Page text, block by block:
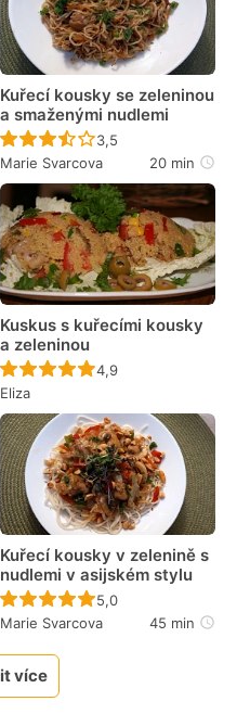
Kuřecí kousky se zeleninou
a smaženými nudlemi
Recept ještě nebyl
3,5
Marie Svarcova
20 min
Kuskus s kuřecími kousky
a zeleninou
Recept ještě nebyl
4,9
Eliza
Kuřecí kousky v zelenině s
nudlemi v asijském stylu
Recept ještě nebyl
5,0
Marie Svarcova
45 min
více